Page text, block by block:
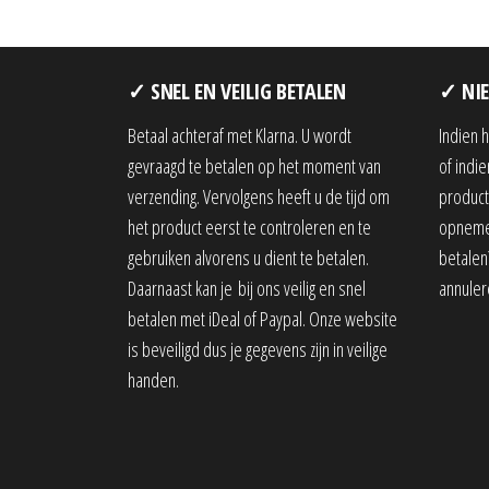
✓ SNEL EN VEILIG BETALEN
Betaal achteraf met Klarna. U wordt
gevraagd te betalen op het moment van
verzending. Vervolgens heeft u de tijd om
het product eerst te controleren en te
gebruiken alvorens u dient te betalen.
Daarnaast kan je bij ons veilig en snel
betalen met iDeal of Paypal. Onze website
is beveiligd dus je gegevens zijn in veilige
handen.
✓
Indien
of